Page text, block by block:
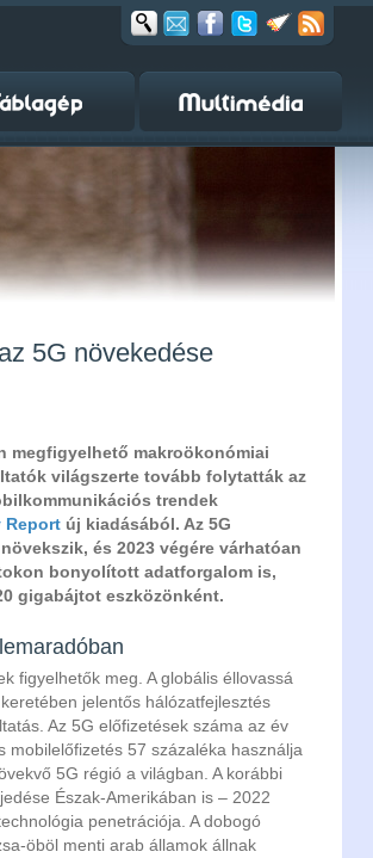
5G növekedése
megfigyelhető makroökonómiai
világszerte tovább folytatták az
trendek
Report új kiadásából. Az 5G
és 2023 végére várhatóan
bonyolított adatforgalom is,
gigabájtot eszközönként.
figyelhetők meg. A globális éllovassá
jelentős hálózatfejlesztés
Az 5G előfizetések száma az év
57 százaléka használja
5G régió a világban. A korábbi
Észak-Amerikában is – 2022
penetrációja. A dobogó
öböl menti arab államok állnak